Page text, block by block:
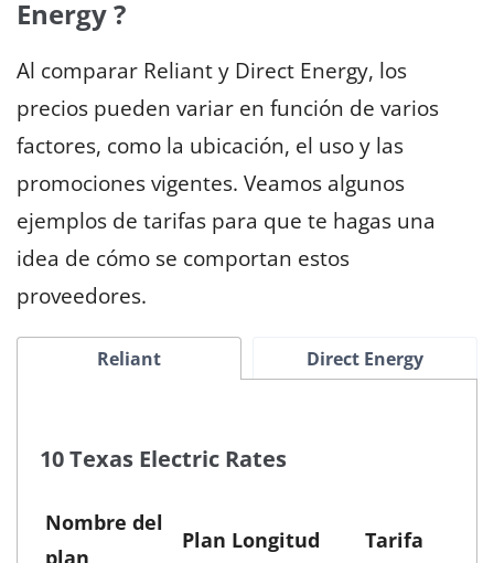
Energy ?
Al comparar Reliant y Direct Energy, los
precios pueden variar en función de varios
factores, como la ubicación, el uso y las
promociones vigentes. Veamos algunos
ejemplos de tarifas para que te hagas una
idea de cómo se comportan estos
proveedores.
Reliant Direct Energy
10 Texas Electric Rates
Nombre del
plan
Plan Longitud Tarifa